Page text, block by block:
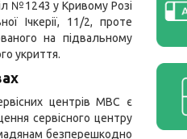
№1243 у Кривому Розі
Ічкерії, 11/2, проте
на підвальному
укриття.
центрів МВС є
сервісного центру
безперешкодно